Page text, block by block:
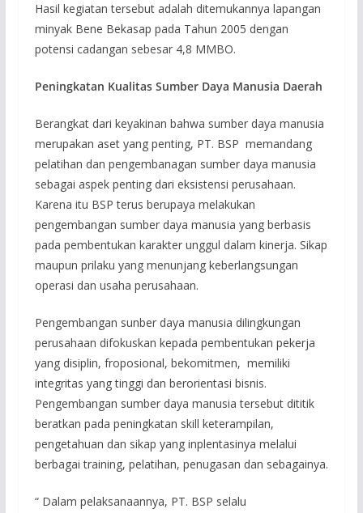
Hasil kegiatan tersebut adalah ditemukannya lapangan
minyak Bene Bekasap pada Tahun 2005 dengan
potensi cadangan sebesar 4,8 MMBO.
Peningkatan Kualitas Sumber Daya Manusia Daerah
Berangkat dari keyakinan bahwa sumber daya manusia
merupakan aset yang penting, PT. BSP memandang
pelatihan dan pengembanagan sumber daya manusia
sebagai aspek penting dari eksistensi perusahaan.
Karena itu BSP terus berupaya melakukan
pengembangan sumber daya manusia yang berbasis
pada pembentukan karakter unggul dalam kinerja. Sikap
maupun prilaku yang menunjang keberlangsungan
operasi dan usaha perusahaan.
Pengembangan sunber daya manusia dilingkungan
perusahaan difokuskan kepada pembentukan pekerja
yang disiplin, froposional, bekomitmen, memiliki
integritas yang tinggi dan berorientasi bisnis.
Pengembangan sumber daya manusia tersebut dititik
beratkan pada peningkatan skill keterampilan,
pengetahuan dan sikap yang inplentasinya melalui
berbagai training, pelatihan, penugasan dan sebagainya.
“ Dalam pelaksanaannya, PT. BSP selalu